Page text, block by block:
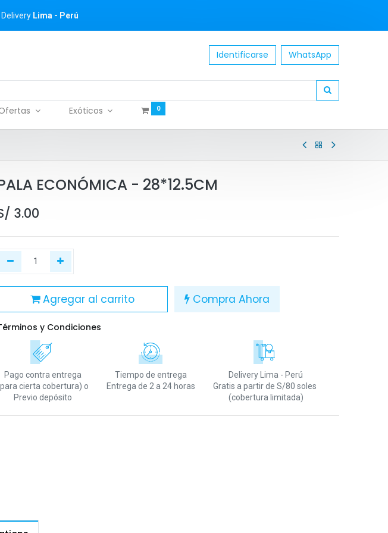
Delivery Lima - Perú
Identificarse WhatsApp
Exóticos 0
ECONÓMICA - 28*12.5CM
3.00
Agregar al carrito Compra Ahora
y Condiciones
Pago contra entrega
cierta cobertura) o
Previo depósito
Tiempo de entrega
Entrega de 2 a 24 horas
Delivery Lima - Perú
Gratis a partir de S/80 soles
(cobertura limitada)